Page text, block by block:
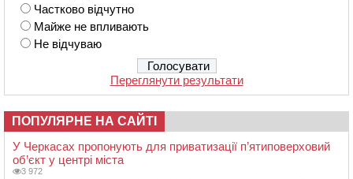
Частково відчутно
Майже не впливають
Не відчуваю
Переглянути результати
ПОПУЛЯРНЕ НА САЙТІ
У Черкасах пропонують для приватизації п’ятиповерховий
об’єкт у центрі міста
3 972